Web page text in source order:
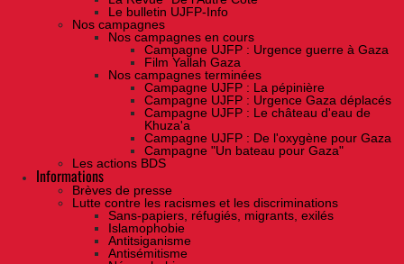
Le bulletin UJFP-Info
Nos campagnes
Nos campagnes en cours
Campagne UJFP : Urgence guerre à Gaza
Film Yallah Gaza
Nos campagnes terminées
Campagne UJFP : La pépinière
Campagne UJFP : Urgence Gaza déplacés
Campagne UJFP : Le château d'eau de
Khuza'a
Campagne UJFP : De l'oxygène pour Gaza
Campagne "Un bateau pour Gaza"
Les actions BDS
Informations
Brèves de presse
Lutte contre les racismes et les discriminations
Sans-papiers, réfugiés, migrants, exilés
Islamophobie
Antitsiganisme
Antisémitisme